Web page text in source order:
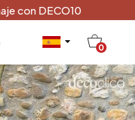
con DECO10
0